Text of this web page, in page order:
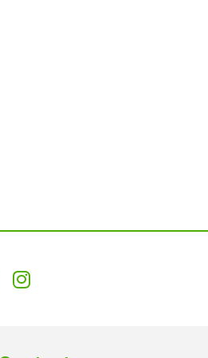
Facebook
Instagram